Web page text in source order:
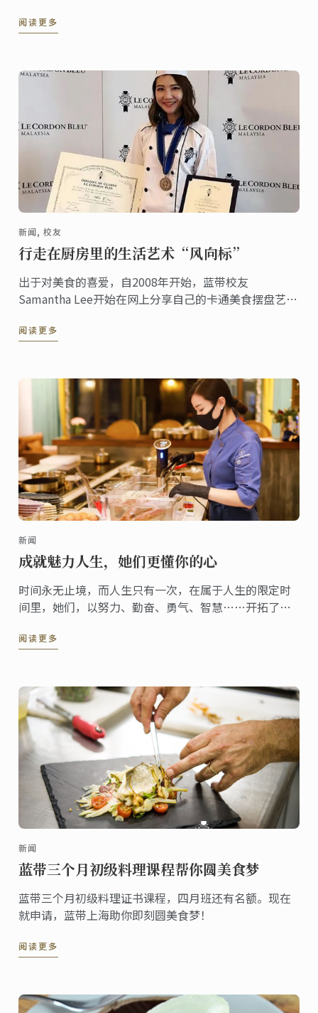
念不断走下去，因为未来的路还很长”
阅读更多
新闻, 校友
行走在厨房里的生活艺术“风向标”
出于对美食的喜爱，自2008年开始，蓝带校友
Samantha Lee开始在网上分享自己的卡通美食摆盘艺
阅读更多
新闻
成就魅力人生，她们更懂你的心
时间永无止境，而人生只有一次，在属于人生的限定时
间里，她们，以努力、勤奋、勇气、智慧……开拓了
阅读更多
新闻
蓝带三个月初级料理课程帮你圆美食梦
蓝带三个月初级料理证书课程，四月班还有名额。现在
就申请，蓝带上海助你即刻圆美食梦！
阅读更多